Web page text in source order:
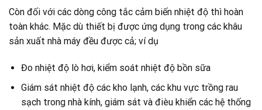
Còn đối với các dòng công tắc cảm biến nhiệt độ thì hoàn
toàn khác. Mặc dù thiết bị được ứng dụng trong các khâu
sản xuất nhà máy đều được cả; ví dụ
Đo nhiệt độ lò hơi, kiểm soát nhiệt độ bồn sữa
Giám sát nhiệt độ các kho lạnh, các khu vực trồng rau
sạch trong nhà kính, giám sát và đièu khiển các hệ thống